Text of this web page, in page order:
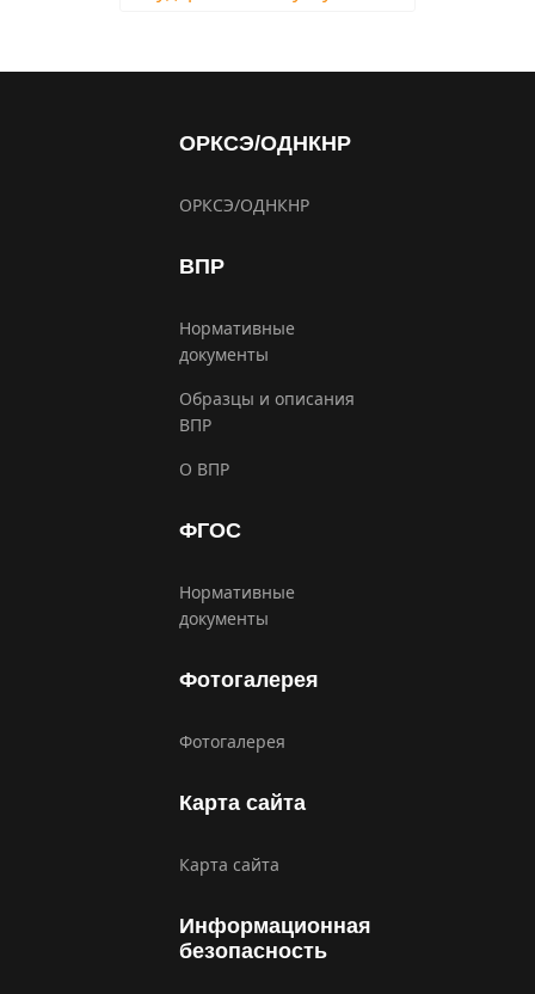
ОРКСЭ/ОДНКНР
ОРКСЭ/ОДНКНР
ВПР
Нормативные
документы
Образцы и описания
ВПР
О ВПР
ФГОС
Нормативные
документы
Фотогалерея
Фотогалерея
Карта сайта
Карта сайта
Информационная
безопасность